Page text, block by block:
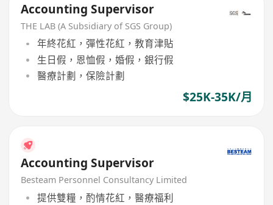
Accounting Supervisor
THE LAB (A Subsidiary of SGS Group)
年終花紅，彈性花紅，教育津貼
生日假，恩恤假，婚假，銀行假
醫療計劃，保險計劃
$25K-35K/月
Accounting Supervisor
Besteam Personnel Consultancy Limited
提供雙糧，酌情花紅，醫療福利